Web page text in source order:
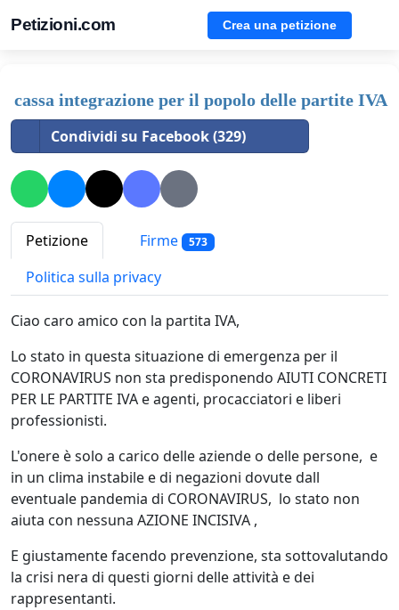
Petizioni.com Crea una petizione
cassa integrazione per il popolo delle partite IVA
Condividi su Facebook (329)
Petizione Firme 573
Politica sulla privacy
Ciao caro amico con la partita IVA,
Lo stato in questa situazione di emergenza per il
CORONAVIRUS non sta predisponendo AIUTI CONCRETI
PER LE PARTITE IVA e agenti, procacciatori e liberi
professionisti.
L'onere è solo a carico delle aziende o delle persone, e
in un clima instabile e di negazioni dovute dall
eventuale pandemia di CORONAVIRUS, lo stato non
aiuta con nessuna AZIONE INCISIVA ,
E giustamente facendo prevenzione, sta sottovalutando
la crisi nera di questi giorni delle attività e dei
rappresentanti.